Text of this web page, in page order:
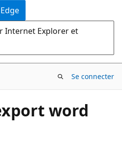
Internet Explorer et
Se connecter
word